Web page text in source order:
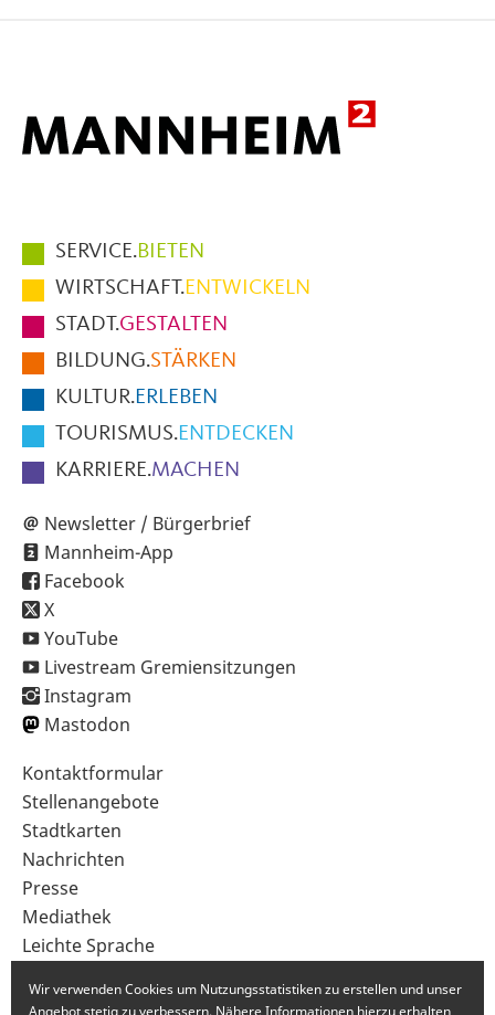
Hauptmenüpunkte
im
Fußbereich
der
Seite
SERVICE.BIETEN
WIRTSCHAFT.ENTWICKELN
STADT.GESTALTEN
BILDUNG.STÄRKEN
KULTUR.ERLEBEN
TOURISMUS.ENTDECKEN
KARRIERE.MACHEN
Newsletter / Bürgerbrief
Mannheim-App
Facebook
X
YouTube
Livestream Gremiensitzungen
Instagram
Mastodon
Sekundärnavigation
im
Fußbereich
Kontaktformular
Stellenangebote
Stadtkarten
Nachrichten
Presse
Mediathek
Leichte Sprache
Wir verwenden Cookies um Nutzungsstatistiken zu erstellen und unser
Angebot stetig zu verbessern. Nähere Informationen hierzu erhalten